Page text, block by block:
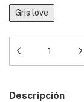
Gris love
Descripción